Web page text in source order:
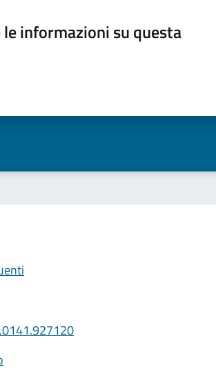
informazioni su questa